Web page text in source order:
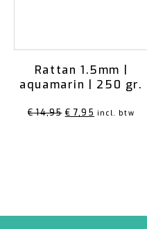
Rattan 1.5mm |
aquamarin | 250 gr.
€14,95 Oorspronkelijke
€ 7,95 Huidige
incl. btw